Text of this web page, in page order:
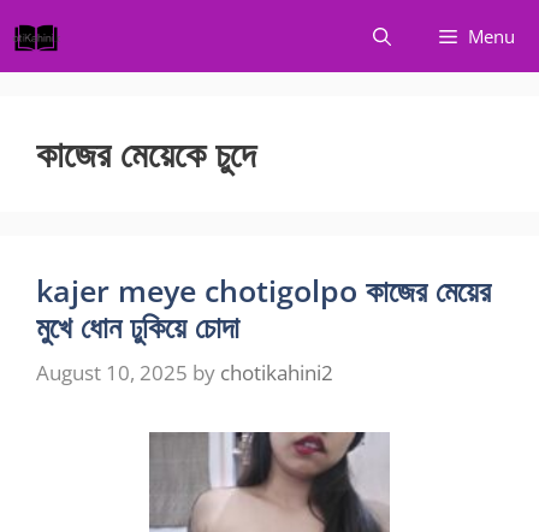
to
content
Menu
কাজের মেয়েকে চুদে
kajer meye chotigolpo কাজের মেয়ের
মুখে ধোন ঢুকিয়ে চোদা
August 10, 2025 by chotikahini2